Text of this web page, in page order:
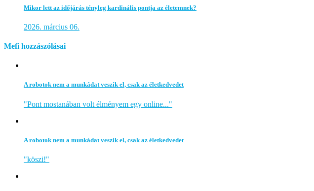
Mikor lett az időjárás tényleg kardinális pontja az életemnek?
2026. március 06.
Mefi hozzászólásai
A robotok nem a munkádat veszik el, csak az életkedvedet
"Pont mostanában volt élményem egy online..."
A robotok nem a munkádat veszik el, csak az életkedvedet
"köszi!"